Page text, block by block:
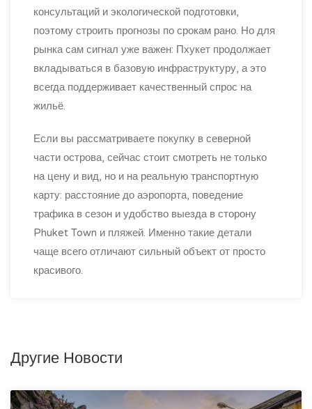
консультаций и экологической подготовки,
поэтому строить прогнозы по срокам рано. Но для
рынка сам сигнал уже важен: Пхукет продолжает
вкладываться в базовую инфраструктуру, а это
всегда поддерживает качественный спрос на
жильё.
Если вы рассматриваете покупку в северной
части острова, сейчас стоит смотреть не только
на цену и вид, но и на реальную транспортную
карту: расстояние до аэропорта, поведение
трафика в сезон и удобство выезда в сторону
Phuket Town и пляжей. Именно такие детали
чаще всего отличают сильный объект от просто
красивого.
Другие Новости